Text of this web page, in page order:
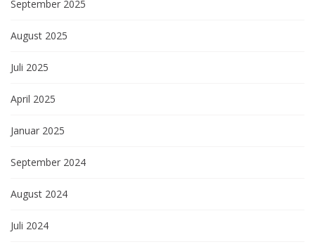
September 2025
August 2025
Juli 2025
April 2025
Januar 2025
September 2024
August 2024
Juli 2024